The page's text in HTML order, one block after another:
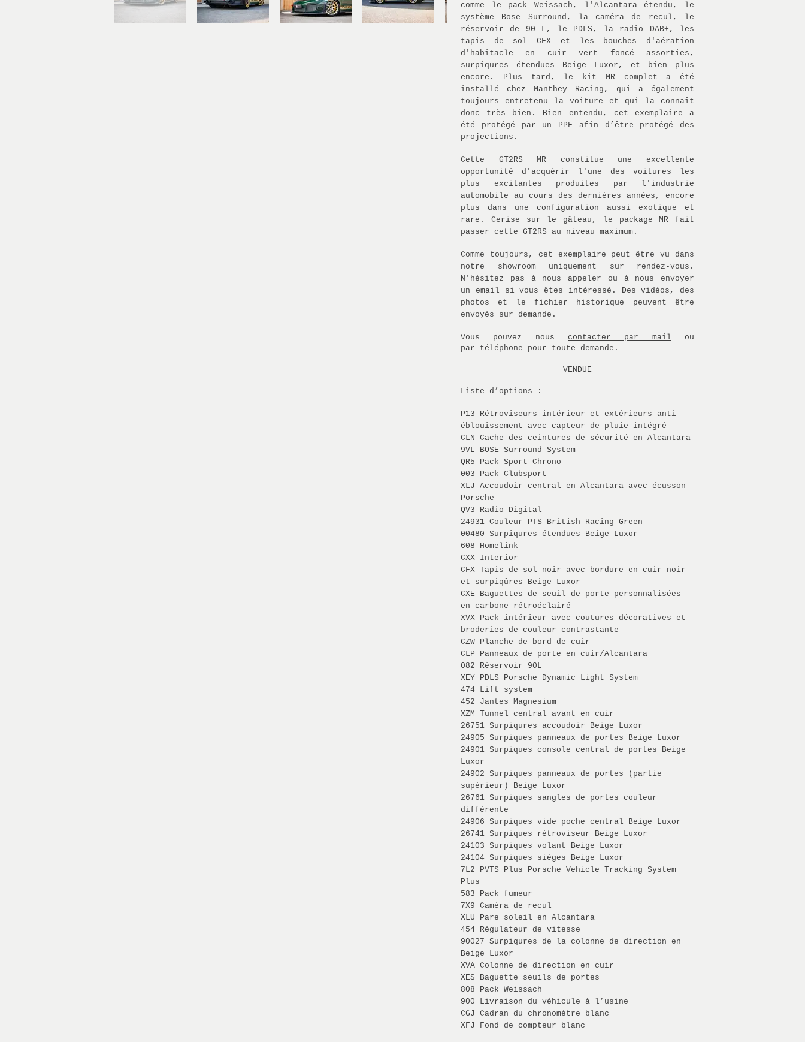
comme le pack Weissach, l'Alcantara étendu, le
système Bose Surround, la caméra de recul, le
réservoir de 90 L, le PDLS, la radio DAB+, les
tapis de sol CFX et les bouches d'aération
d'habitacle en cuir vert foncé assorties,
surpiqures étendues Beige Luxor, et bien plus
encore. Plus tard, le kit MR complet a été
installé chez Manthey Racing, qui a également
toujours entretenu la voiture et qui la connaît
donc très bien. Bien entendu, cet exemplaire a
été protégé par un PPF afin d’être protégé des
projections.
Cette GT2RS MR constitue une excellente
opportunité d'acquérir l'une des voitures les
plus excitantes produites par l'industrie
automobile au cours des dernières années, encore
plus dans une configuration aussi exotique et
rare. Cerise sur le gâteau, le package MR fait
passer cette GT2RS au niveau maximum.
Comme toujours, cet exemplaire peut être vu dans
notre showroom uniquement sur rendez-vous.
N'hésitez pas à nous appeler ou à nous envoyer
un email si vous êtes intéressé. Des vidéos, des
photos et le fichier historique peuvent être
envoyés sur demande.
Vous pouvez nous contacter par mail ou
par téléphone pour toute demande.
VENDUE
Liste d’options :
P13 Rétroviseurs intérieur et extérieurs anti
éblouissement avec capteur de pluie intégré
CLN Cache des ceintures de sécurité en Alcantara
9VL BOSE Surround System
QR5 Pack Sport Chrono
003 Pack Clubsport
XLJ Accoudoir central en Alcantara avec écusson
Porsche
QV3 Radio Digital
24931 Couleur PTS British Racing Green
00480 Surpiqures étendues Beige Luxor
608 Homelink
CXX Interior
CFX Tapis de sol noir avec bordure en cuir noir
et surpiqûres Beige Luxor
CXE Baguettes de seuil de porte personnalisées
en carbone rétroéclairé
XVX Pack intérieur avec coutures décoratives et
broderies de couleur contrastante
CZW Planche de bord de cuir
CLP Panneaux de porte en cuir/Alcantara
082 Réservoir 90L
XEY PDLS Porsche Dynamic Light System
474 Lift system
452 Jantes Magnesium
XZM Tunnel central avant en cuir
26751 Surpiqures accoudoir Beige Luxor
24905 Surpiques panneaux de portes Beige Luxor
24901 Surpiques console central de portes Beige
Luxor
24902 Surpiques panneaux de portes (partie
supérieur) Beige Luxor
26761 Surpiques sangles de portes couleur
différente
24906 Surpiques vide poche central Beige Luxor
26741 Surpiques rétroviseur Beige Luxor
24103 Surpiques volant Beige Luxor
24104 Surpiques sièges Beige Luxor
7L2 PVTS Plus Porsche Vehicle Tracking System
Plus
583 Pack fumeur
7X9 Caméra de recul
XLU Pare soleil en Alcantara
454 Régulateur de vitesse
90027 Surpiqures de la colonne de direction en
Beige Luxor
XVA Colonne de direction en cuir
XES Baguette seuils de portes
808 Pack Weissach
900 Livraison du véhicule à l’usine
CGJ Cadran du chronomètre blanc
XFJ Fond de compteur blanc